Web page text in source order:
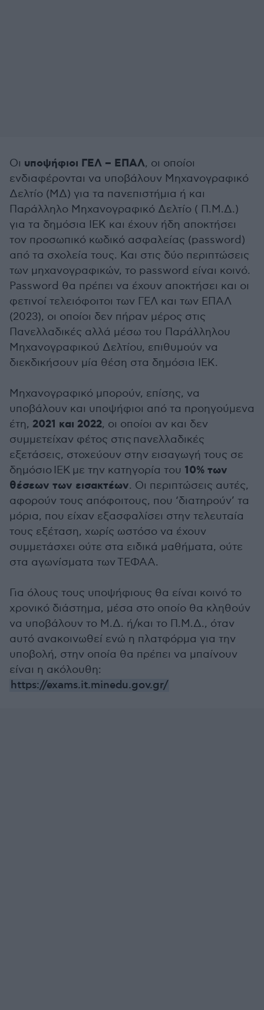
Οι υποψήφιοι ΓΕΛ – ΕΠΑΛ, οι οποίοι
ενδιαφέρονται να υποβάλουν Μηχανογραφικό
Δελτίο (ΜΔ) για τα πανεπιστήμια ή και
Παράλληλο Μηχανογραφικό Δελτίο ( Π.Μ.Δ.)
για τα δημόσια ΙΕΚ και έχουν ήδη αποκτήσει
τον προσωπικό κωδικό ασφαλείας (password)
από τα σχολεία τους. Και στις δύο περιπτώσεις
των μηχανογραφικών, το password είναι κοινό.
Password θα πρέπει να έχουν αποκτήσει και οι
φετινοί τελειόφοιτοι των ΓΕΛ και των ΕΠΑΛ
(2023), οι οποίοι δεν πήραν μέρος στις
Πανελλαδικές αλλά μέσω του Παράλληλου
Μηχανογραφικού Δελτίου, επιθυμούν να
διεκδικήσουν μία θέση στα δημόσια ΙΕΚ.
Μηχανογραφικό μπορούν, επίσης, να
υποβάλουν και υποψήφιοι από τα προηγούμενα
έτη, 2021 και 2022, οι οποίοι αν και δεν
συμμετείχαν φέτος στις πανελλαδικές
εξετάσεις, στοχεύουν στην εισαγωγή τους σε
δημόσιο ΙΕΚ με την κατηγορία του 10% των
θέσεων των εισακτέων. Οι περιπτώσεις αυτές,
αφορούν τους απόφοιτους, που ‘διατηρούν’ τα
μόρια, που είχαν εξασφαλίσει στην τελευταία
τους εξέταση, χωρίς ωστόσο να έχουν
συμμετάσχει ούτε στα ειδικά μαθήματα, ούτε
στα αγωνίσματα των ΤΕΦΑΑ.
Για όλους τους υποψήφιους θα είναι κοινό το
χρονικό διάστημα, μέσα στο οποίο θα κληθούν
να υποβάλουν το Μ.Δ. ή/και το Π.Μ.Δ., όταν
αυτό ανακοινωθεί ενώ η πλατφόρμα για την
υποβολή, στην οποία θα πρέπει να μπαίνουν
είναι η ακόλουθη:
https://exams.it.minedu.gov.gr/